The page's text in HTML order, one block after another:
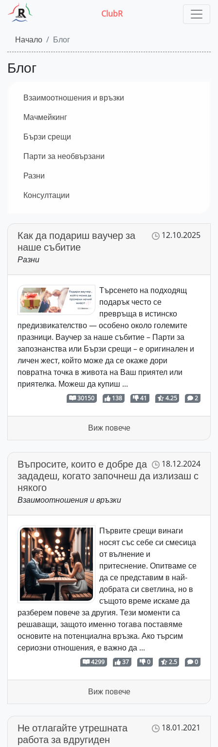
ClubR
Начало Блог
Блог
Взаимоотношения и връзки
Мачмейкинг
Бързи срещи
Парти за необвързани
Разни
Консултации
12.10.2025
Как да подариш ваучер за
наше събитие
Разни
Търсенето на подходящ
подарък често се
превръща в истинско
предизвикателство — особено около големите
празници. Ваучер за наше събитие – Парти за
запознанства или Бързи срещи – е оригинален и
личен жест, който може да се окаже дори
повратна точка в живота на Ваш приятел или
приятелка. Можеш да купиш ...
30150 138 41 4.25 2
Виж повече
18.12.2024
Въпросите, които е добре да
зададеш, когато започнеш да излизаш с
някого
Взаимоотношения и връзки
Първите срещи винаги
носят със себе си смесица
от вълнение и
притеснение. Опитваме се
да се представим в най-
добрата си светлина, но в
същото време искаме да
разберем повече за другия. Тези моменти са
решаващи, защото именно тогава поставяме
основите на потенциална връзка. Ако търсим
сериозни отношения, е важно да ...
4299 37 0 2.5 0
Виж повече
18.01.2021
Не отлагайте утрешната
работа за вдругиден